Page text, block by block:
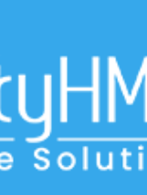
Italian